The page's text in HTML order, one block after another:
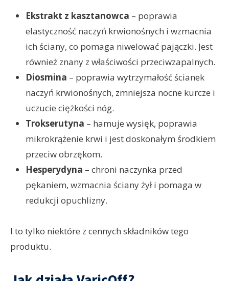
Ekstrakt z kasztanowca – poprawia
elastyczność naczyń krwionośnych i wzmacnia
ich ściany, co pomaga niwelować pajączki. Jest
również znany z właściwości przeciwzapalnych.
Diosmina – poprawia wytrzymałość ścianek
naczyń krwionośnych, zmniejsza nocne kurcze i
uczucie ciężkości nóg.
Trokserutyna – hamuje wysięk, poprawia
mikrokrążenie krwi i jest doskonałym środkiem
przeciw obrzękom.
Hesperydyna – chroni naczynka przed
pękaniem, wzmacnia ściany żył i pomaga w
redukcji opuchlizny.
I to tylko niektóre z cennych składników tego
produktu.